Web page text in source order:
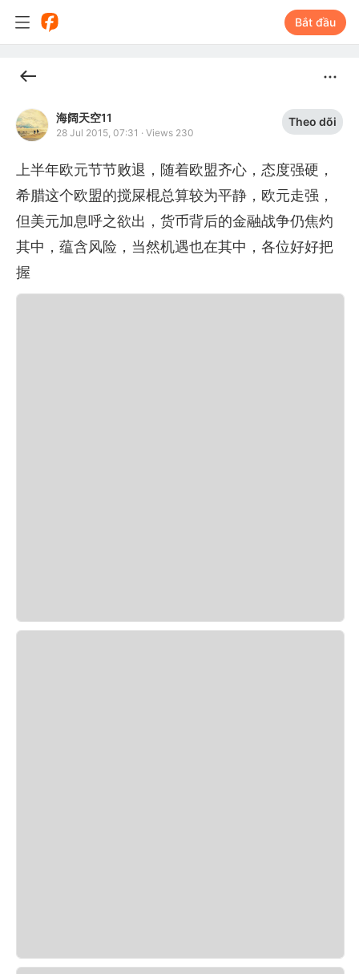
Bắt đầu
海阔天空11
28 Jul 2015, 07:31 · Views 230
Theo dõi
上半年欧元节节败退，随着欧盟齐心，态度强硬，
希腊这个欧盟的搅屎棍总算较为平静，欧元走强，
但美元加息呼之欲出，货币背后的金融战争仍焦灼
其中，蕴含风险，当然机遇也在其中，各位好好把
握